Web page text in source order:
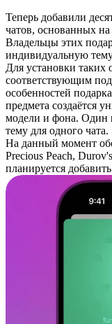
Теперь добавили
чатов, основанных
Владельцы этих
индивидуальную
Для установки таких
соответствующим
особенностей
предмета создаётся
модели и фона. Один
тему для одного чата.
На данный момент
Precious Peach,
планируется